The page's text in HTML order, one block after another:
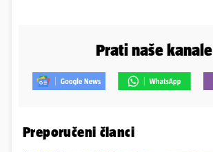
Prati naše kanale
Preporučeni članci